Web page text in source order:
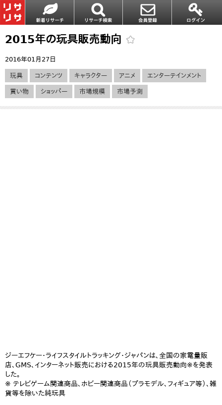
2015年の玩具販売動向
2016年01月27日
玩具 コンテンツ キャラクター アニメ エンターテインメント
買い物 ショッパー 市場規模 市場予測
ジーエフケー・ライフスタイルトラッキング・ジャパンは、全国の家電量販
店、GMS、インターネット販売における2015年の玩具販売動向※を発表
した。
※ テレビゲーム関連商品、ホビー関連商品（プラモデル、フィギュア等）、雑
貨等を除いた純玩具